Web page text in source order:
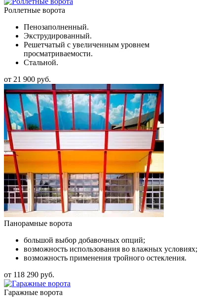
Роллетные ворота
Пенозаполненный.
Экструдированный.
Решетчатый с увеличенным уровнем
просматриваемости.
Стальной.
от 21 900 руб.
Панорамные ворота
большой выбор добавочных опций;
возможность использования во влажных условиях;
возможность применения тройного остекления.
от 118 290 руб.
Гаражные ворота